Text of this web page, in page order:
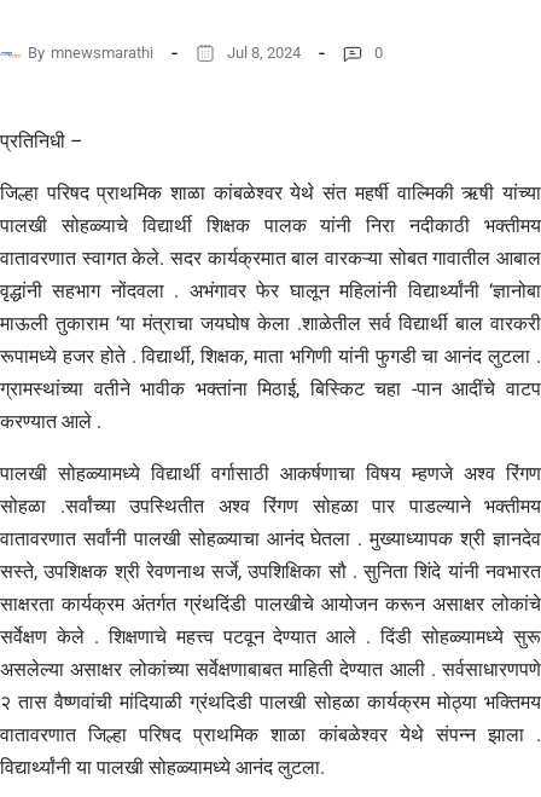
By mnewsmarathi Jul 8, 2024 0
प्रतिनिधी –
जिल्हा परिषद प्राथमिक शाळा कांबळेश्वर येथे संत महर्षी वाल्मिकी ऋषी यांच्या
पालखी सोहळ्याचे विद्यार्थी शिक्षक पालक यांनी निरा नदीकाठी भक्तीमय
वातावरणात स्वागत केले. सदर कार्यक्रमात बाल वारकऱ्या सोबत गावातील आबाल
वृद्धांनी सहभाग नोंदवला . अभंगावर फेर घालून महिलांनी विद्यार्थ्यांनी ‘ज्ञानोबा
माऊली तुकाराम ‘या मंत्राचा जयघोष केला .शाळेतील सर्व विद्यार्थी बाल वारकरी
रूपामध्ये हजर होते . विद्यार्थी, शिक्षक, माता भगिणी यांनी फुगडी चा आनंद लुटला .
ग्रामस्थांच्या वतीने भावीक भक्तांना मिठाई, बिस्किट चहा -पान आदींचे वाटप
करण्यात आले .
पालखी सोहळ्यामध्ये विद्यार्थी वर्गासाठी आकर्षणाचा विषय म्हणजे अश्व रिंगण
सोहळा .सर्वांच्या उपस्थितीत अश्व रिंगण सोहळा पार पाडल्याने भक्तीमय
वातावरणात सर्वांनी पालखी सोहळ्याचा आनंद घेतला . मुख्याध्यापक श्री ज्ञानदेव
सस्ते, उपशिक्षक श्री रेवणनाथ सर्जे, उपशिक्षिका सौ . सुनिता शिंदे यांनी नवभारत
साक्षरता कार्यक्रम अंतर्गत ग्रंथदिंडी पालखीचे आयोजन करून असाक्षर लोकांचे
सर्वेक्षण केले . शिक्षणाचे महत्त्व पटवून देण्यात आले . दिंडी सोहळ्यामध्ये सुरू
असलेल्या असाक्षर लोकांच्या सर्वेक्षणाबाबत माहिती देण्यात आली . सर्वसाधारणपणे
२ तास वैष्णवांची मांदियाळी ग्रंथदिडी पालखी सोहळा कार्यक्रम मोठ्या भक्तिमय
वातावरणात जिल्हा परिषद प्राथमिक शाळा कांबळेश्वर येथे संपन्न झाला .
विद्यार्थ्यांनी या पालखी सोहळ्यामध्ये आनंद लुटला.